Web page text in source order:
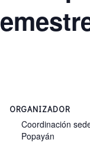
ORGANIZADOR
Coordinación
Popayán